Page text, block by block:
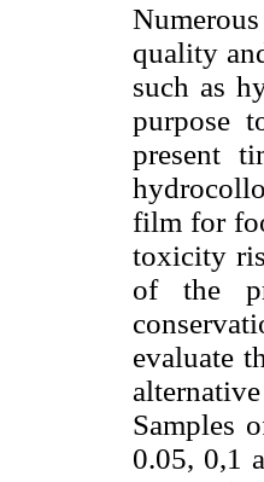
quality
such as
purpose
present
film for
toxicity
of the
evaluate
Samples
0.05, 0,1